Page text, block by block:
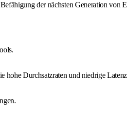
der nächsten Generation von
hohe Durchsatzraten und niedrige